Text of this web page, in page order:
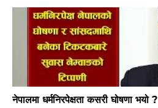
नेपालमा धर्मनिरपेक्षता कसरी घोषणा भयो ?